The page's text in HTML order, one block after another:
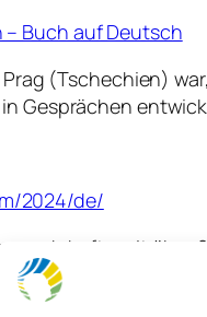
Buch auf Deutsch
(Tschechien)
Gesprächen
2024/de/
und durfte mit
waren und neue
Sie lernten. Sie